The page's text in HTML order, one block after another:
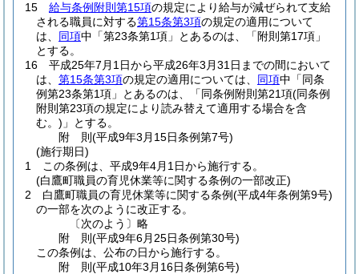
15
給与条例附則第15項の規定により給与が減ぜられて支給
される職員に対する第15条第3項の規定の適用について
は、 同項中「第23条第1項」とあるのは、「附則第17項」
とする。
16
平成25年7月1日から平成26年3月31日までの間において
は、 第15条第3項の規定の適用については、 同項中「同条
例第23条第1項」とあるのは、「同条例附則第21項(同条例
附則第23項の規定により読み替えて適用する場合を含
む。) 」とする。
附 則(平成9年3月15日条例第7号)
(施行期日)
1
この条例は、平成9年4月1日から施行する。
(白鷹町職員の育児休業等に関する条例の一部改正)
2
白鷹町職員の育児休業等に関する条例(平成4年条例第9号)
の一部を次のように改正する。
〔次のよう〕略
附 則(平成9年6月25日条例第30号)
この条例は、公布の日から施行する。
附 則(平成10年3月16日条例第6号)